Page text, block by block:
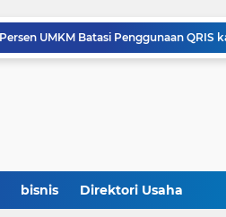
bisnis Direktori Usaha